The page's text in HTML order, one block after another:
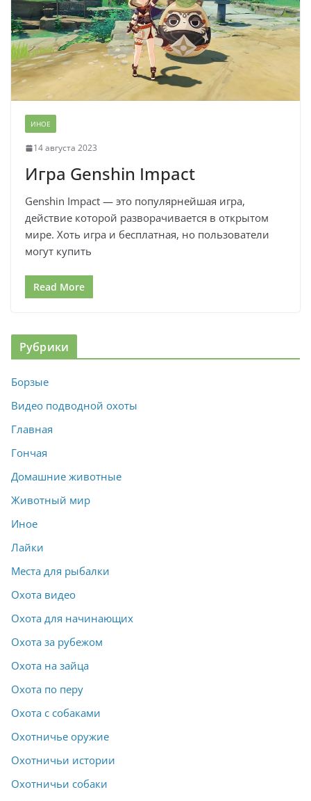
ИНОЕ
14 августа 2023
Игра Genshin Impact
Genshin Impact — это популярнейшая игра,
действие которой разворачивается в открытом
мире. Хоть игра и бесплатная, но пользователи
могут купить
Read More
Рубрики
Борзые
Видео подводной охоты
Главная
Гончая
Домашние животные
Животный мир
Иное
Лайки
Места для рыбалки
Охота видео
Охота для начинающих
Охота за рубежом
Охота на зайца
Охота по перу
Охота с собаками
Охотничье оружие
Охотничьи истории
Охотничьи собаки